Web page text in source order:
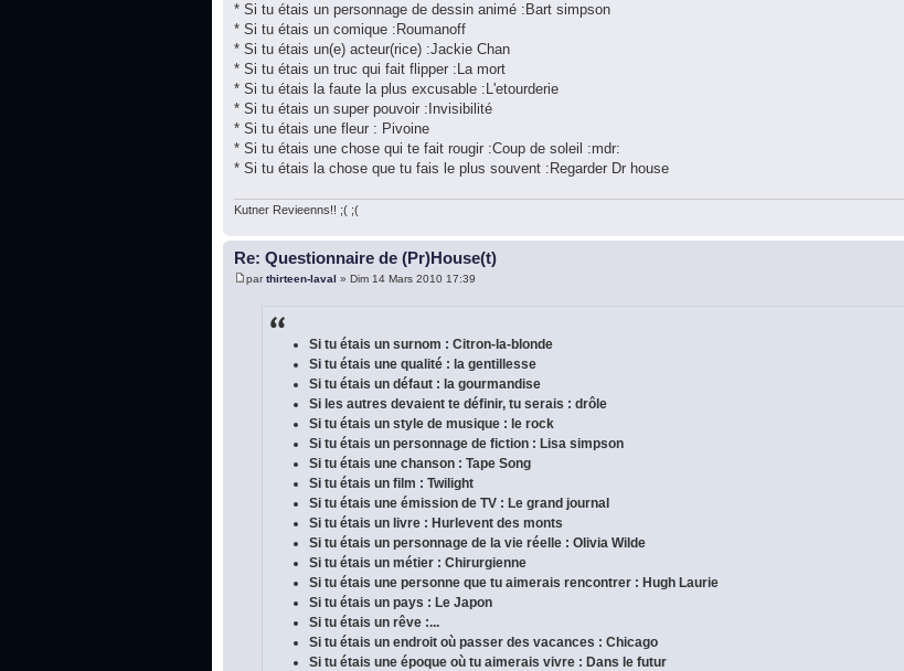
* Si tu étais un personnage de dessin animé :Bart simpson
* Si tu étais un comique :Roumanoff
* Si tu étais un(e) acteur(rice) :Jackie Chan
* Si tu étais un truc qui fait flipper :La mort
* Si tu étais la faute la plus excusable :L'etourderie
* Si tu étais un super pouvoir :Invisibilité
* Si tu étais une fleur : Pivoine
* Si tu étais une chose qui te fait rougir :Coup de soleil :mdr:
* Si tu étais la chose que tu fais le plus souvent :Regarder Dr house
Kutner Revieenns!! ;( ;(
Re: Questionnaire de (Pr)House(t)
parthirteen-laval » Dim 14 Mars 2010 17:39
Si tu étais un surnom : Citron-la-blonde
Si tu étais une qualité : la gentillesse
Si tu étais un défaut : la gourmandise
Si les autres devaient te définir, tu serais : drôle
Si tu étais un style de musique : le rock
Si tu étais un personnage de fiction : Lisa simpson
Si tu étais une chanson : Tape Song
Si tu étais un film : Twilight
Si tu étais une émission de TV : Le grand journal
Si tu étais un livre : Hurlevent des monts
Si tu étais un personnage de la vie réelle : Olivia Wilde
Si tu étais un métier : Chirurgienne
Si tu étais une personne que tu aimerais rencontrer : Hugh Laurie
Si tu étais un pays : Le Japon
Si tu étais un rêve :...
Si tu étais un endroit où passer des vacances : Chicago
Si tu étais une époque où tu aimerais vivre : Dans le futur